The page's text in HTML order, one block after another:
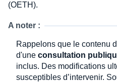
(OETH).
A noter :
Rappelons que le contenu
d'une consultation
inclus. Des modifications
susceptibles d’intervenir.